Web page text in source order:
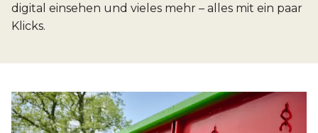
digital einsehen und vieles mehr – alles mit ein paar
Klicks.